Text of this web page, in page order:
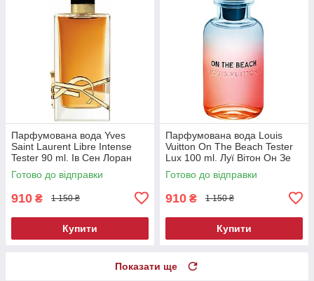
Парфумована вода Yves
Saint Laurent Libre Intense
Tester 90 ml. Ів Сен Лоран
Лібре Інтенс Тестер 90 мл
Готово до відправки
910 ₴ 1 150 ₴
Купити
Парфумована вода Louis
Vuitton On The Beach Tester
Lux 100 ml. Луї Вітон Он Зе
Біч Тестер Люкс 100 мл.
Готово до відправки
910 ₴ 1 150 ₴
Купити
Показати ще